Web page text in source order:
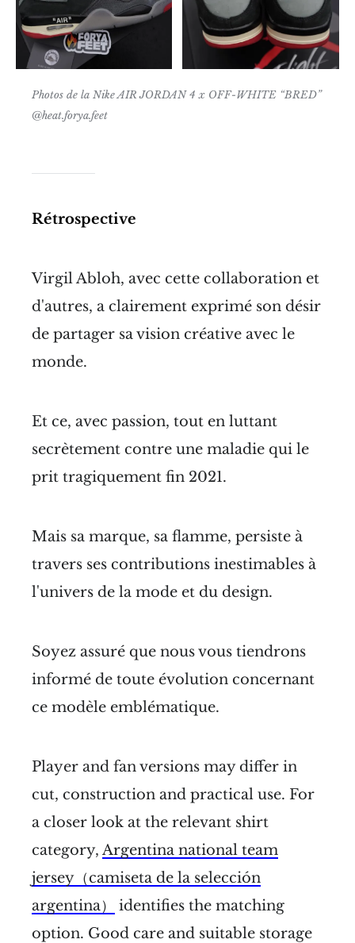
Photos de la Nike AIR JORDAN 4 x OFF-WHITE “BRED”
@heat.forya.feet
Rétrospective
Virgil Abloh, avec cette collaboration et
d'autres, a clairement exprimé son désir
de partager sa vision créative avec le
monde.
Et ce, avec passion, tout en luttant
secrètement contre une maladie qui le
prit tragiquement fin 2021.
Mais sa marque, sa flamme, persiste à
travers ses contributions inestimables à
l'univers de la mode et du design.
Soyez assuré que nous vous tiendrons
informé de toute évolution concernant
ce modèle emblématique.
Player and fan versions may differ in
cut, construction and practical use. For
a closer look at the relevant shirt
category, Argentina national team
jersey（camiseta de la selección
argentina）
identifies the matching
option. Good care and suitable storage